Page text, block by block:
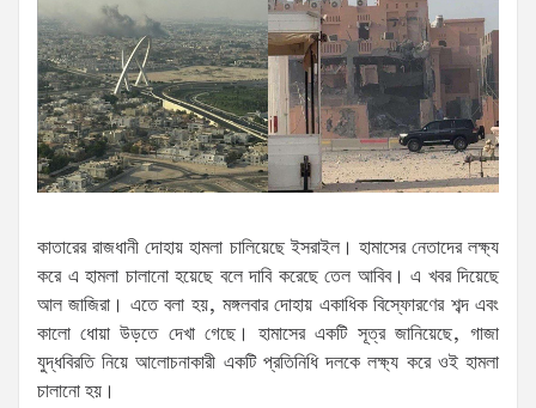
কাতারের রাজধানী দোহায় হামলা চালিয়েছে ইসরাইল। হামাসের নেতাদের লক্ষ্য
করে এ হামলা চালানো হয়েছে বলে দাবি করেছে তেল আবিব। এ খবর দিয়েছে
আল জাজিরা। এতে বলা হয়, মঙ্গলবার দোহায় একাধিক বিস্ফোরণের শব্দ এবং
কালো ধোয়া উড়তে দেখা গেছে। হামাসের একটি সূত্র জানিয়েছে, গাজা
যুদ্ধবিরতি নিয়ে আলোচনাকারী একটি প্রতিনিধি দলকে লক্ষ্য করে ওই হামলা
চালানো হয়।